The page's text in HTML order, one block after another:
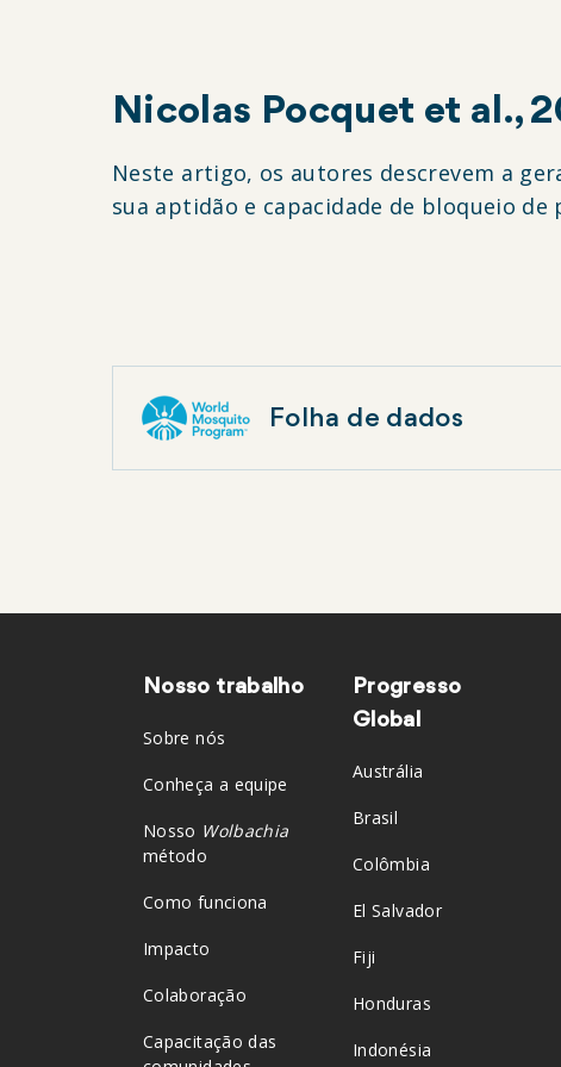
Nicolas Pocquet et al.,
Neste artigo, os autores descrevem a
sua aptidão e capacidade de bloqueio
Folha de dados
Rodapé
Nosso trabalho
Sobre nós
Conheça a equipe
Nosso Wolbachia
método
Como funciona
Impacto
Colaboração
Capacitação das
Progresso
Global
Austrália
Brasil
Colômbia
El Salvador
Fiji
Honduras
Indonésia